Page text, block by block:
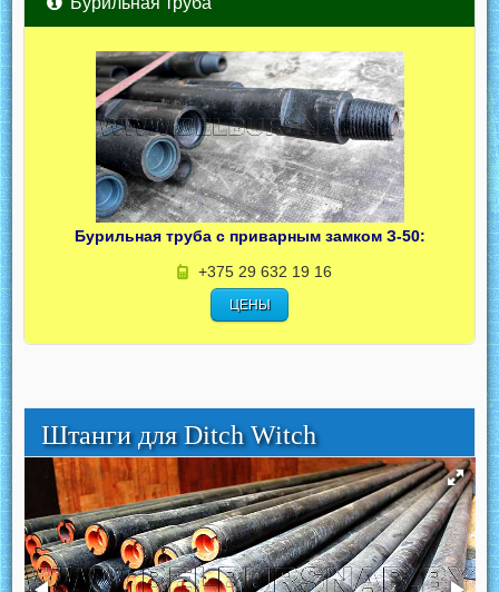
Бурильная труба с приварным замком З-50:
+375 29 632 19 16
ЦЕНЫ
Штанги для Ditch Witch